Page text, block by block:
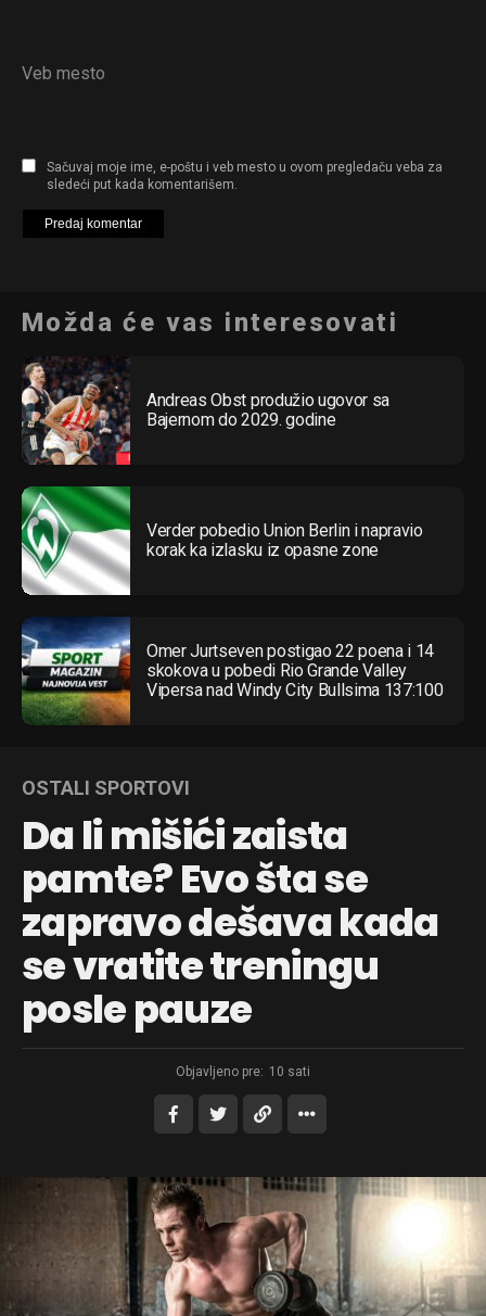
Veb mesto
Sačuvaj moje ime, e-poštu i veb mesto u ovom pregledaču veba za
sledeći put kada komentarišem.
Možda će vas interesovati
Andreas Obst produžio ugovor sa
Bajernom do 2029. godine
Verder pobedio Union Berlin i napravio
korak ka izlasku iz opasne zone
Omer Jurtseven postigao 22 poena i 14
skokova u pobedi Rio Grande Valley
Vipersa nad Windy City Bullsima 137:100
OSTALI SPORTOVI
Da li mišići zaista
pamte? Evo šta se
zapravo dešava kada
se vratite treningu
posle pauze
Objavljeno pre: 10 sati